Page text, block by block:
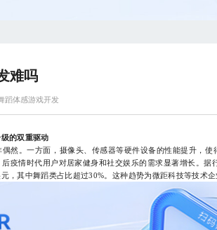
难吗
蹈体感游戏开发
的双重驱动
。一方面，摄像头、传感器等硬件设备的性能提升，使
疫情时代用户对居家健身和社交娱乐的需求显著增长。据
，其中舞蹈类占比超过30%。这种趋势为微距科技等技术企